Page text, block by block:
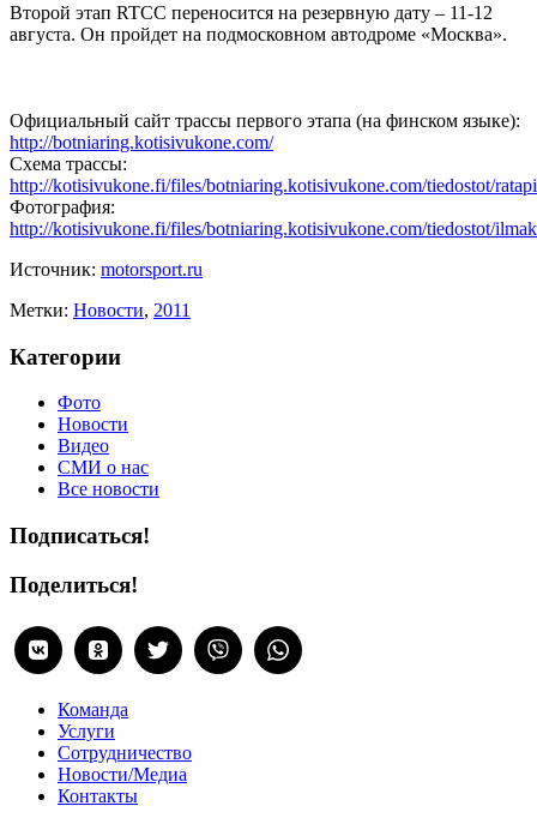
Второй этап RTCC переносится на резервную дату – 11-12
августа. Он пройдет на подмосковном автодроме «Москва».
Официальный сайт трассы первого этапа (на финском языке):
http://botniaring.kotisivukone.com/
Схема трассы:
http://kotisivukone.fi/files/botniaring.kotisivukone.com/tiedostot/
Фотография:
http://kotisivukone.fi/files/botniaring.kotisivukone.com/tiedostot/
Источник: motorsport.ru
Метки: Новости, 2011
Категории
Фото
Новости
Видео
СМИ о нас
Все новости
Подписаться!
Поделиться!
Команда
Услуги
Сотрудничество
Новости/Медиа
Контакты